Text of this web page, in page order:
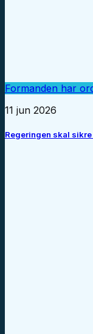
Formanden har
11 jun 2026
Regeringen skal